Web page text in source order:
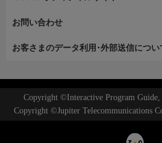
お問い合わせ
お客さまのデータ利用･外部送信につい
Copyright ©Interactive Program
Copyright ©Jupiter Telecommunications